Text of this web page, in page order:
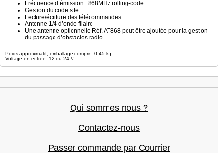
Fréquence d’émission : 868MHz rolling-code
Gestion du code site
Lecture/écriture des télécommandes
Antenne 1/4 d’onde filaire
Une antenne optionnelle Réf. AT868 peut être ajoutée pour la gestion
du passage d’obstacles radio.
Poids approximatif, emballage compris: 0.45 kg
Voltage en entrée: 12 ou 24 V
Qui sommes nous ?
Contactez-nous
Passer commande par Courrier